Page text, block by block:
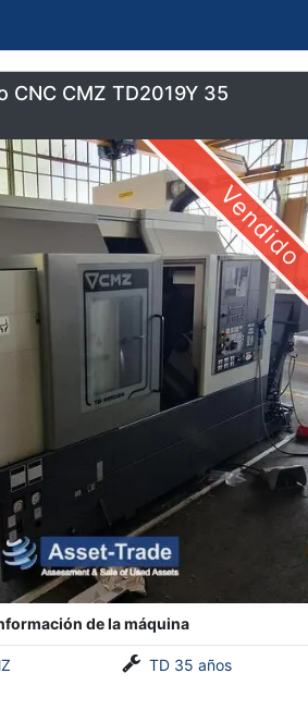
CNC CMZ TD2019Y 35
Vendido
de la máquina
TD 35 años